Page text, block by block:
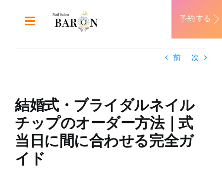
Toggle
MENU
RECRUIT
前 次
結婚式・ブライダルネイル
チップのオーダー方法｜式
当日に間に合わせる完全ガ
イド